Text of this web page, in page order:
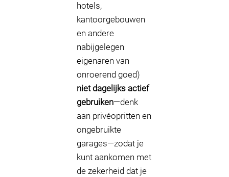
hotels,
kantoorgebouwen
en andere
nabijgelegen
eigenaren van
onroerend goed)
niet dagelijks actief
gebruiken—denk
aan privéopritten en
ongebruikte
garages—zodat je
kunt aankomen met
de zekerheid dat je